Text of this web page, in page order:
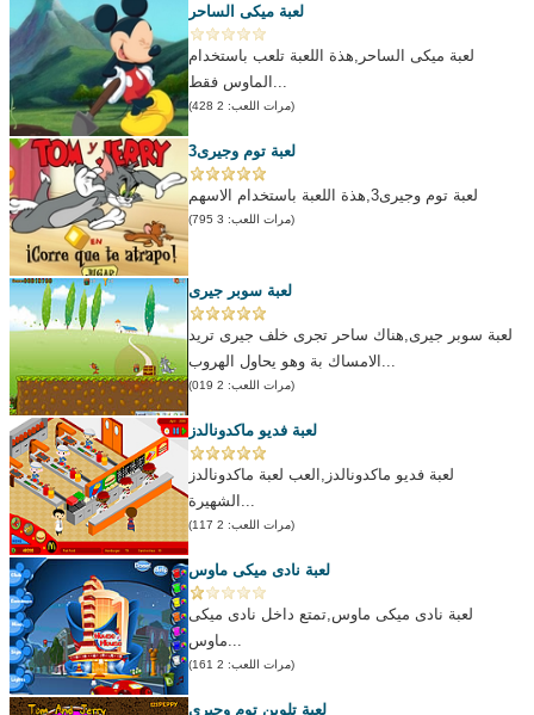
لعبة ميكى الساحر
لعبة ميكى الساحر,هذة اللعبة تلعب باستخدام
(مرات اللعب: 2 428)
لعبة توم وجيرى3
لعبة توم وجيرى3,هذة اللعبة باستخدام الاسهم
(مرات اللعب: 3 795)
لعبة سوبر جيرى
لعبة سوبر جيرى,هناك ساحر تجرى خلف جيرى تريد
(مرات اللعب: 2 019)
لعبة فديو ماكدونالدز
لعبة فديو ماكدونالدز,العب لعبة ماكدونالدز
(مرات اللعب: 2 117)
لعبة نادى ميكى ماوس
لعبة نادى ميكى ماوس,تمتع داخل نادى ميكى
(مرات اللعب: 2 161)
لعبة تلوين توم وجيرى